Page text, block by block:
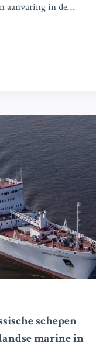
aanvaring in de…
schepen
marine in